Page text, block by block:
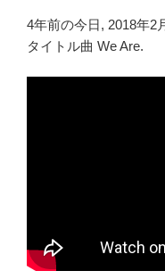
4年前の今日, 2018年2
タイトル曲 We Are.